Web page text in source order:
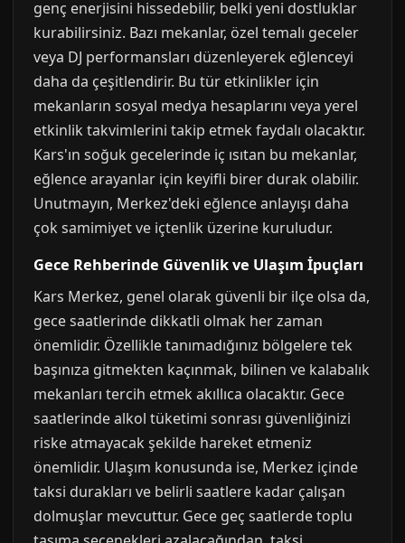
genç enerjisini hissedebilir, belki yeni dostluklar
kurabilirsiniz. Bazı mekanlar, özel temalı geceler
veya DJ performansları düzenleyerek eğlenceyi
daha da çeşitlendirir. Bu tür etkinlikler için
mekanların sosyal medya hesaplarını veya yerel
etkinlik takvimlerini takip etmek faydalı olacaktır.
Kars'ın soğuk gecelerinde iç ısıtan bu mekanlar,
eğlence arayanlar için keyifli birer durak olabilir.
Unutmayın, Merkez'deki eğlence anlayışı daha
çok samimiyet ve içtenlik üzerine kuruludur.
Gece Rehberinde Güvenlik ve Ulaşım İpuçları
Kars Merkez, genel olarak güvenli bir ilçe olsa da,
gece saatlerinde dikkatli olmak her zaman
önemlidir. Özellikle tanımadığınız bölgelere tek
başınıza gitmekten kaçınmak, bilinen ve kalabalık
mekanları tercih etmek akıllıca olacaktır. Gece
saatlerinde alkol tüketimi sonrası güvenliğinizi
riske atmayacak şekilde hareket etmeniz
önemlidir. Ulaşım konusunda ise, Merkez içinde
taksi durakları ve belirli saatlere kadar çalışan
dolmuşlar mevcuttur. Gece geç saatlerde toplu